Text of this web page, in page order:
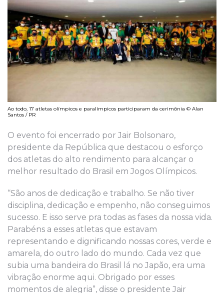
Ao todo, 17 atletas olímpicos e paralímpicos participaram da cerimônia © Alan
Santos / PR
O evento foi encerrado por Jair Bolsonaro,
presidente da República que destacou o esforço
dos atletas do alto rendimento para alcançar o
melhor resultado do Brasil em Jogos Olímpicos.
“São anos de dedicação e trabalho. Se não tiver
disciplina, dedicação e empenho, não conseguimos
sucesso. E isso serve pra todas as fases da nossa vida.
Parabéns a esses atletas que estavam
representando e dignificando nossas cores, verde e
amarela, do outro lado do mundo. Cada vez que
subia uma bandeira do Brasil lá no Japão, era uma
vibração enorme aqui. Obrigado por esses
momentos de alegria”, disse o presidente Jair